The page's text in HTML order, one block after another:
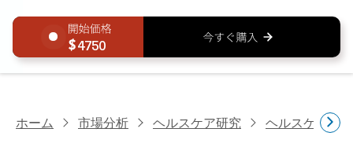
4750
ホーム 市場分析 ヘルスケア研究 ヘルスケアIT